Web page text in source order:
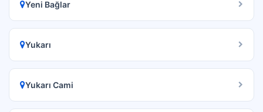
Yeni Bağlar
Yukarı
Yukarı Cami